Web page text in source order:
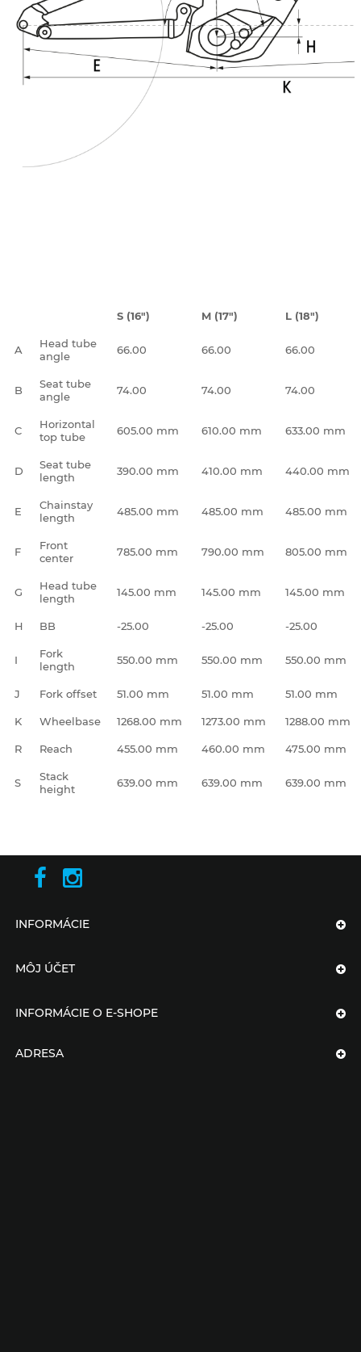
S (16") M (17") L (18")
A
Head tube
angle
66.00 66.00 66.00
B
Seat tube
angle
74.00 74.00 74.00
C
Horizontal
top tube
605.00 mm 610.00 mm 633.00 mm
D
Seat tube
length
390.00 mm 410.00 mm 440.00 mm
E
Chainstay
length
485.00 mm 485.00 mm 485.00 mm
F
Front
center
785.00 mm 790.00 mm 805.00 mm
G
Head tube
length
145.00 mm 145.00 mm 145.00 mm
H BB -25.00 -25.00 -25.00
I
Fork
length
550.00 mm 550.00 mm 550.00 mm
J Fork offset 51.00 mm 51.00 mm 51.00 mm
K Wheelbase 1268.00 mm 1273.00 mm 1288.00 mm
R Reach 455.00 mm 460.00 mm 475.00 mm
S
Stack
height
639.00 mm 639.00 mm 639.00 mm
INFORMÁCIE
MÔJ ÚČET
INFORMÁCIE O E-SHOPE
ADRESA